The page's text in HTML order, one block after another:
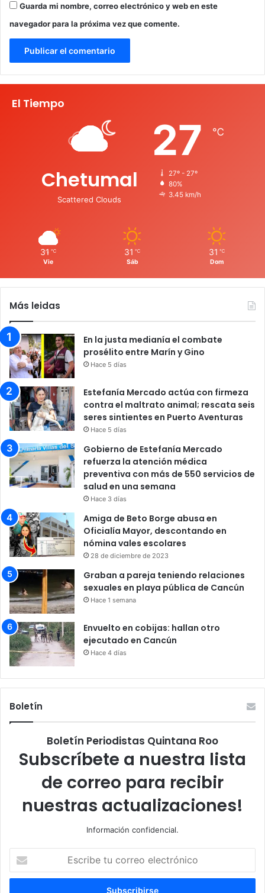
Guarda mi nombre, correo electrónico y web en este
navegador para la próxima vez que comente.
El Tiempo
Chetumal
Scattered Clouds
27 ℃
27º - 27º
80%
3.45 km/h
31 ℃
Vie
31 ℃
Sáb
31 ℃
Dom
Más leidas
En la justa medianía el combate
prosélito entre Marín y Gino
Hace 5 días
Estefanía Mercado actúa con firmeza
contra el maltrato animal; rescata seis
seres sintientes en Puerto Aventuras
Hace 5 días
Gobierno de Estefanía Mercado
refuerza la atención médica
preventiva con más de 550 servicios de
salud en una semana
Hace 3 días
Amiga de Beto Borge abusa en
Oficialía Mayor, descontando en
nómina vales escolares
28 de diciembre de 2023
Graban a pareja teniendo relaciones
sexuales en playa pública de Cancún
Hace 1 semana
Envuelto en cobijas: hallan otro
ejecutado en Cancún
Hace 4 días
Boletín
Boletín Periodistas Quintana Roo
Subscríbete a nuestra lista
de correo para recibir
nuestras actualizaciones!
Información confidencial.
correo